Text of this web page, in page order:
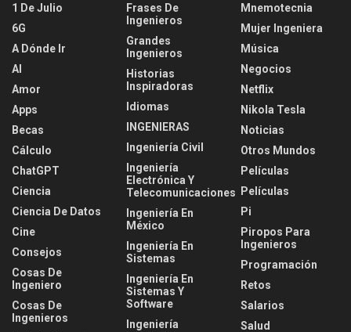
1 De Julio
6G
A Dónde Ir
AI
Amor
Apps
Becas
Cálculo
ChatGPT
Ciencia
Ciencia De Datos
Cine
Consejos
Cosas De
Ingeniero
Cosas De
Ingenieros
Frases De
Ingenieros
Grandes
Ingenieros
Historias
Inspiradoras
Idiomas
INGENIERAS
Ingeniería Civil
Ingeniería
Electrónica Y
Telecomunicaciones
Ingeniería En
México
Ingeniería En
Sistemas
Ingeniería En
Sistemas Y
Software
Ingeniería
Mnemotecnia
Mujer Ingeniera
Música
Negocios
Netflix
Nikola Tesla
Noticias
Otros Mundos
Películas
Películas
Pi
Piropos Para
Ingenieros
Programación
Retos
Salarios
Salud